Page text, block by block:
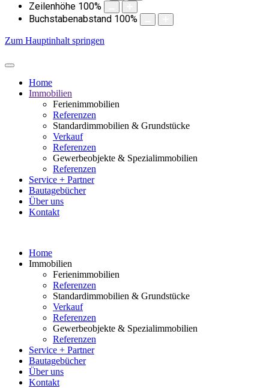
Zeilenhöhe 100%
Buchstabenabstand 100%
Zum Hauptinhalt springen
Home
Immobilien
Ferienimmobilien
Referenzen
Standardimmobilien & Grundstücke
Verkauf
Referenzen
Gewerbeobjekte & Spezialimmobilien
Referenzen
Service + Partner
Bautagebücher
Über uns
Kontakt
Home
Immobilien
Ferienimmobilien
Referenzen
Standardimmobilien & Grundstücke
Verkauf
Referenzen
Gewerbeobjekte & Spezialimmobilien
Referenzen
Service + Partner
Bautagebücher
Über uns
Kontakt